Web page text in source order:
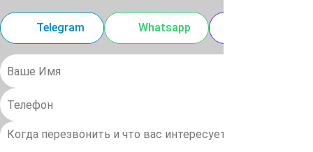
Telegram Whatsapp